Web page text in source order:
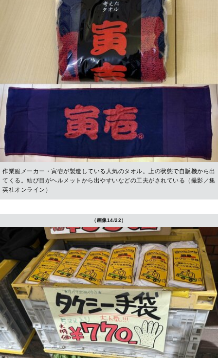
作業服メーカー・寅壱が製造している人気のタオル。上の状態で自販機から出
てくる。結び目がヘルメットから出やすいなどの工夫がされている（撮影／集
英社オンライン）
（画像14/22）